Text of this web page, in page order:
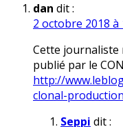
dan dit :
2 octobre 2018 à
Cette journaliste
publié par le
http://
clonal-
Seppi dit :